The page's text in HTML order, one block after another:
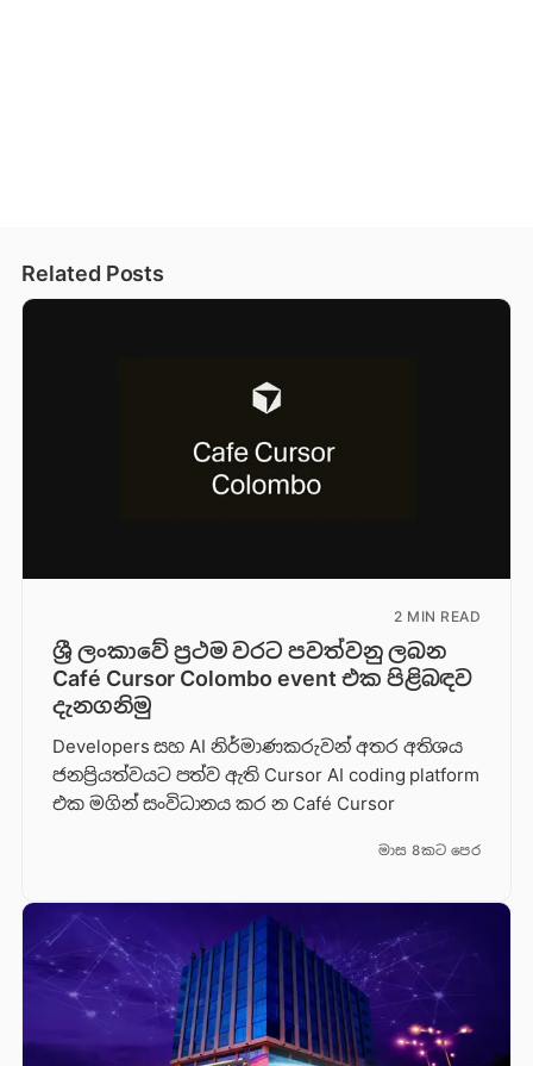
Related Posts
2 MIN READ
ශ්‍රී ලංකාවේ ප්‍රථම වරට පවත්වනු ලබන
Café Cursor Colombo event එක පිළිබඳව
දැනගනිමු
Developers සහ AI නිර්මාණකරුවන් අතර අතිශය
ජනප්‍රියත්වයට පත්ව ඇති Cursor AI coding platform
එක මගින් සංවිධානය කර න Café Cursor
මාස 8කට පෙර